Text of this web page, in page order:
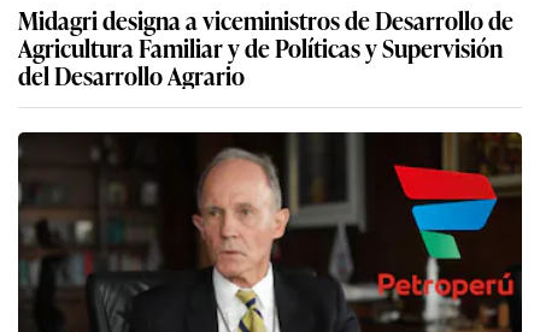
Midagri designa a viceministros de Desarrollo de
Agricultura Familiar y de Políticas y Supervisión
del Desarrollo Agrario